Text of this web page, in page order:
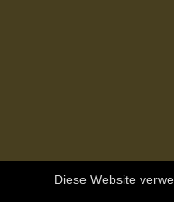
Diese Website